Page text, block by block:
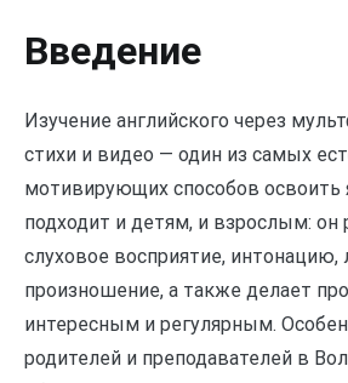
Введение
Изучение английского через
стихи и видео — один из самых
мотивирующих способов освоить
подходит и детям, и взрослым: он
слуховое восприятие, интонацию,
произношение, а также делает
интересным и регулярным.
родителей и преподавателей в